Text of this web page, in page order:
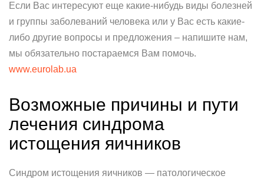
Если Вас интересуют еще какие-нибудь виды болезней
и группы заболеваний человека или у Вас есть какие-
либо другие вопросы и предложения – напишите нам,
мы обязательно постараемся Вам помочь.
www.eurolab.ua
Возможные причины и пути
лечения синдрома
истощения яичников
Синдром истощения яичников — патологическое